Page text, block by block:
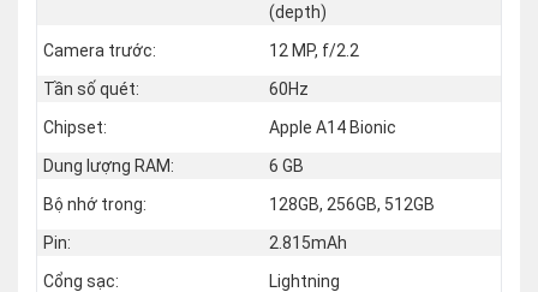
(depth)
Camera trước:
12 MP, f/2.2
Tần số quét:
60Hz
Chipset:
Apple A14 Bionic
Dung lượng RAM:
6 GB
Bộ nhớ trong:
128GB, 256GB, 512GB
Pin:
2.815mAh
Cổng sạc:
Lightning